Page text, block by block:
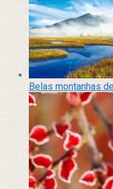
Belas montanhas